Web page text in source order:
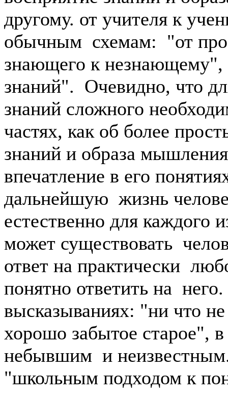
другому. от учителя к
обычным схемам: "от
знающего к незнающему",
знаний". Очевидно, что
знаний сложного
частях, как об более
знаний и образа
впечатление в его
дальнейшую жизнь
естественно для каждого
может существовать
ответ на практически
понятно ответить на
высказываниях: "ни что
хорошо забытое старое",
небывшим и
"школьным подходом к